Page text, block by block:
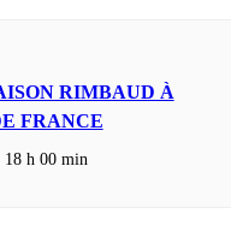
RIMBAUD À
FRANCE
18 h 00 min